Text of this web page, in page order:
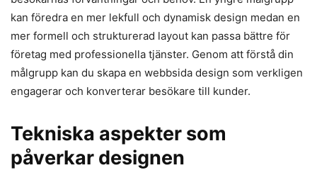
kan föredra en mer lekfull och dynamisk design medan en
mer formell och strukturerad layout kan passa bättre för
företag med professionella tjänster. Genom att förstå din
målgrupp kan du skapa en webbsida design som verkligen
engagerar och konverterar besökare till kunder.
Tekniska aspekter som
påverkar designen